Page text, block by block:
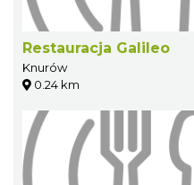
Restauracja Galileo
Knurów
0.24 km